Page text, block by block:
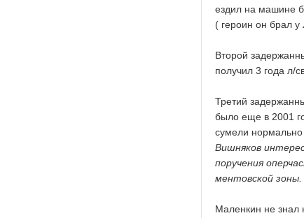
ездил на машине
( героин он брал у
Второй
получил 3 года л/
Третий
было еще в 2001
сумели нормально
Вишняков
поручения
ментовской зоны.
Маленкин не знал